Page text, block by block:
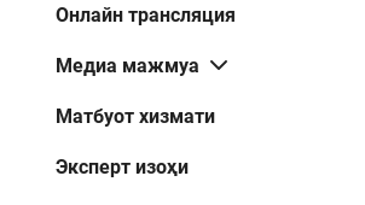
Онлайн трансляция
Медиа мажмуа
Матбуот хизмати
Эксперт изоҳи